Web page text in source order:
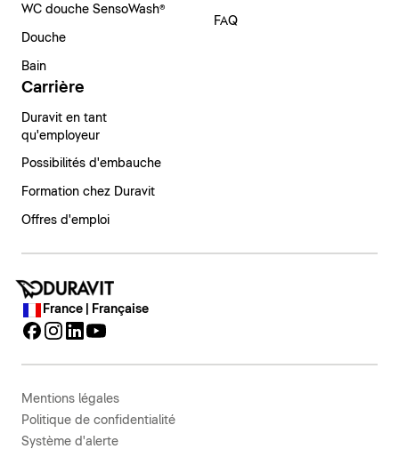
WC douche SensoWash®
Douche
Bain
FAQ
Carrière
Duravit en tant
qu'employeur
Possibilités d'embauche
Formation chez Duravit
Offres d'emploi
France | Française
Mentions légales
Politique de confidentialité
Système d'alerte